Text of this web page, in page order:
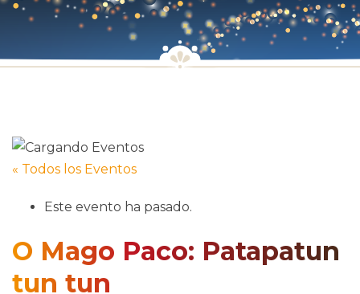
« Todos los Eventos
Este evento ha pasado.
O Mago Paco: Patapatun
tun tun